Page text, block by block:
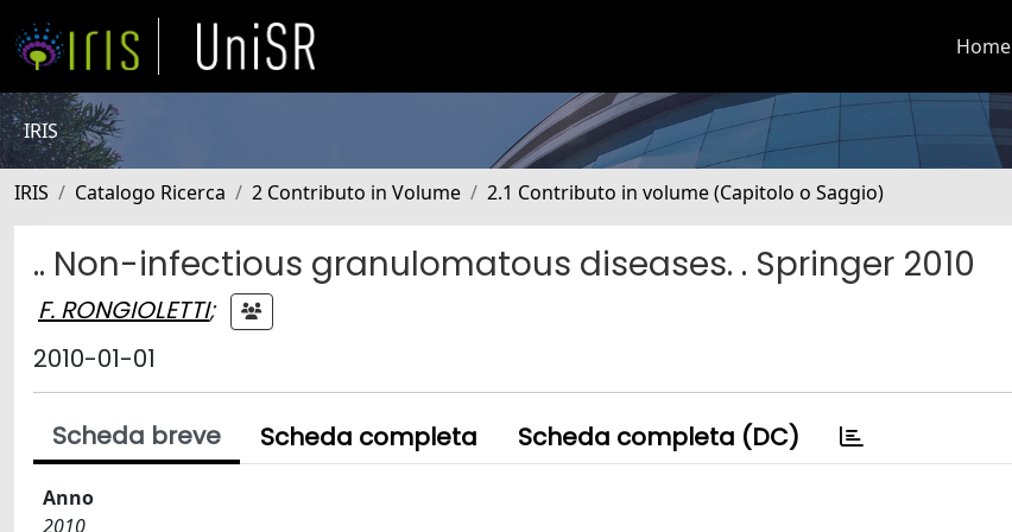
Home
IRIS
IRIS Catalogo Ricerca 2 Contributo in Volume 2.1 Contributo in volume (Capitolo o Saggio)
.. Non-infectious granulomatous diseases. . Springer 2010
F. RONGIOLETTI;
2010-01-01
Scheda breve Scheda completa Scheda completa (DC)
Anno
2010